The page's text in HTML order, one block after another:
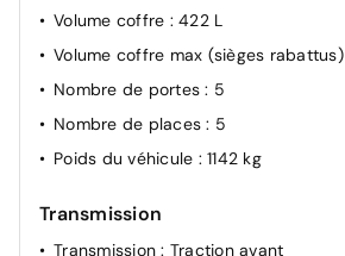
Vitres AR teintées
Système STOP/START
Régulateur et limiteur de vitesse
Volume coffre : 422 L
Volume coffre max (sièges rabattus)
Nombre de portes: 5
Nombre de places: 5
Poids du véhicule : 1142 kg
Transmission
Transmission: Traction avant